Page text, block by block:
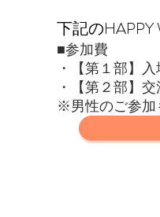
下記の
​■参加費
・【第１部】
・【第２部】
※男性のご参加